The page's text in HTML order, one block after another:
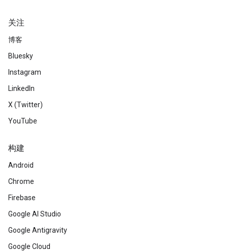
关注
博客
Bluesky
Instagram
LinkedIn
X (Twitter)
YouTube
构建
Android
Chrome
Firebase
Google AI Studio
Google Antigravity
Google Cloud